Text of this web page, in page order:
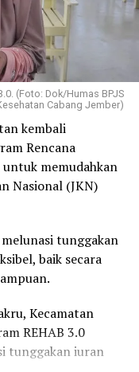
(Foto: Dok/Humas BPJS
Cabang Jember)
kembali
Rencana
untuk memudahkan
Nasional (JKN)
tunggakan
baik secara
Kecamatan
REHAB 3.0
tunggakan iuran